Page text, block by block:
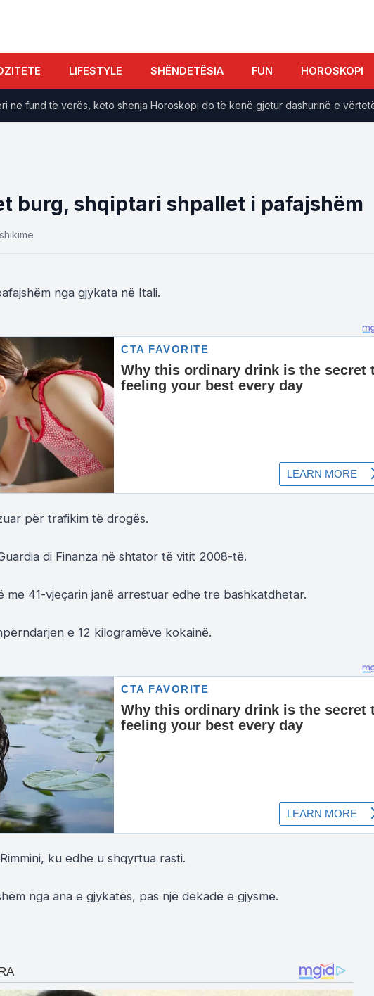
LIFESTYLE SHËNDETËSIA FUN HOROSKOPI
fund të verës, këto shenja Horoskopi do të kenë gjetur dashurinë e vërtetë
burg, shqiptari shpallet i pafajshëm
nga gjykata në Itali.
për trafikim të drogës.
di Finanza në shtator të vitit 2008-të.
me 41-vjeçarin janë arrestuar edhe tre bashkatdhetar.
e 12 kilogramëve kokainë.
ku edhe u shqyrtua rasti.
nga ana e gjykatës, pas një dekadë e gjysmë.